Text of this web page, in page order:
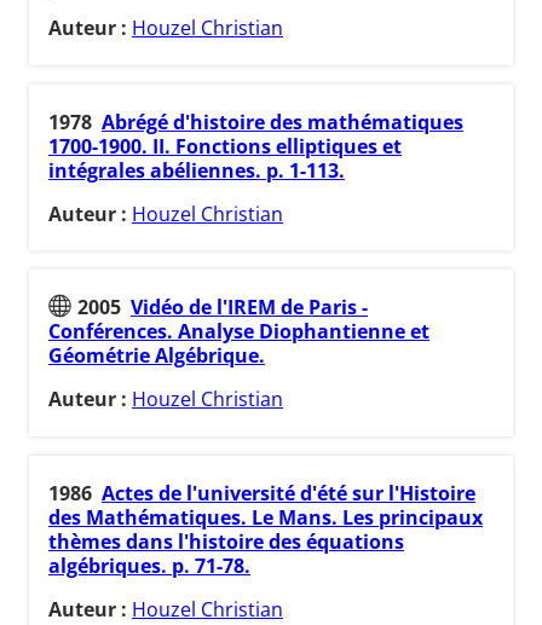
Auteur : Houzel Christian
1978 Abrégé d'histoire des mathématiques
1700-1900. II. Fonctions elliptiques et
intégrales abéliennes. p. 1-113.
Auteur : Houzel Christian
2005 Vidéo de l'IREM de Paris -
Conférences. Analyse Diophantienne et
Géométrie Algébrique.
Auteur : Houzel Christian
1986 Actes de l'université d'été sur l'Histoire
des Mathématiques. Le Mans. Les principaux
thèmes dans l'histoire des équations
algébriques. p. 71-78.
Auteur : Houzel Christian